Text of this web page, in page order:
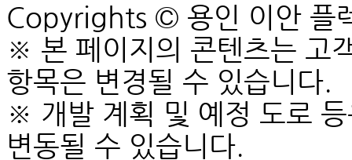
Copyrights © 용인 이안 플
※ 본 페이지의 콘텐츠는 고
항목은 변경될 수 있습니다.
※ 개발 계획 및 예정 도로
변동될 수 있습니다.